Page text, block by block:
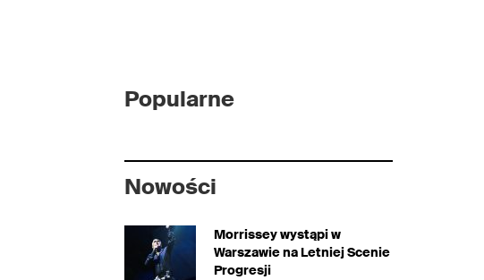
Popularne
Nowości
Morrissey wystąpi w
Warszawie na Letniej Scenie
Progresji